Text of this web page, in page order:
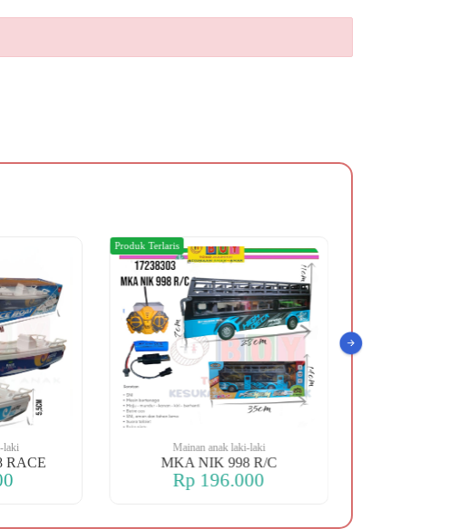
laki
RACE
Mainan anak laki-laki
MKA NIK 998 R/C
Rp 196.000
Produk Terlaris